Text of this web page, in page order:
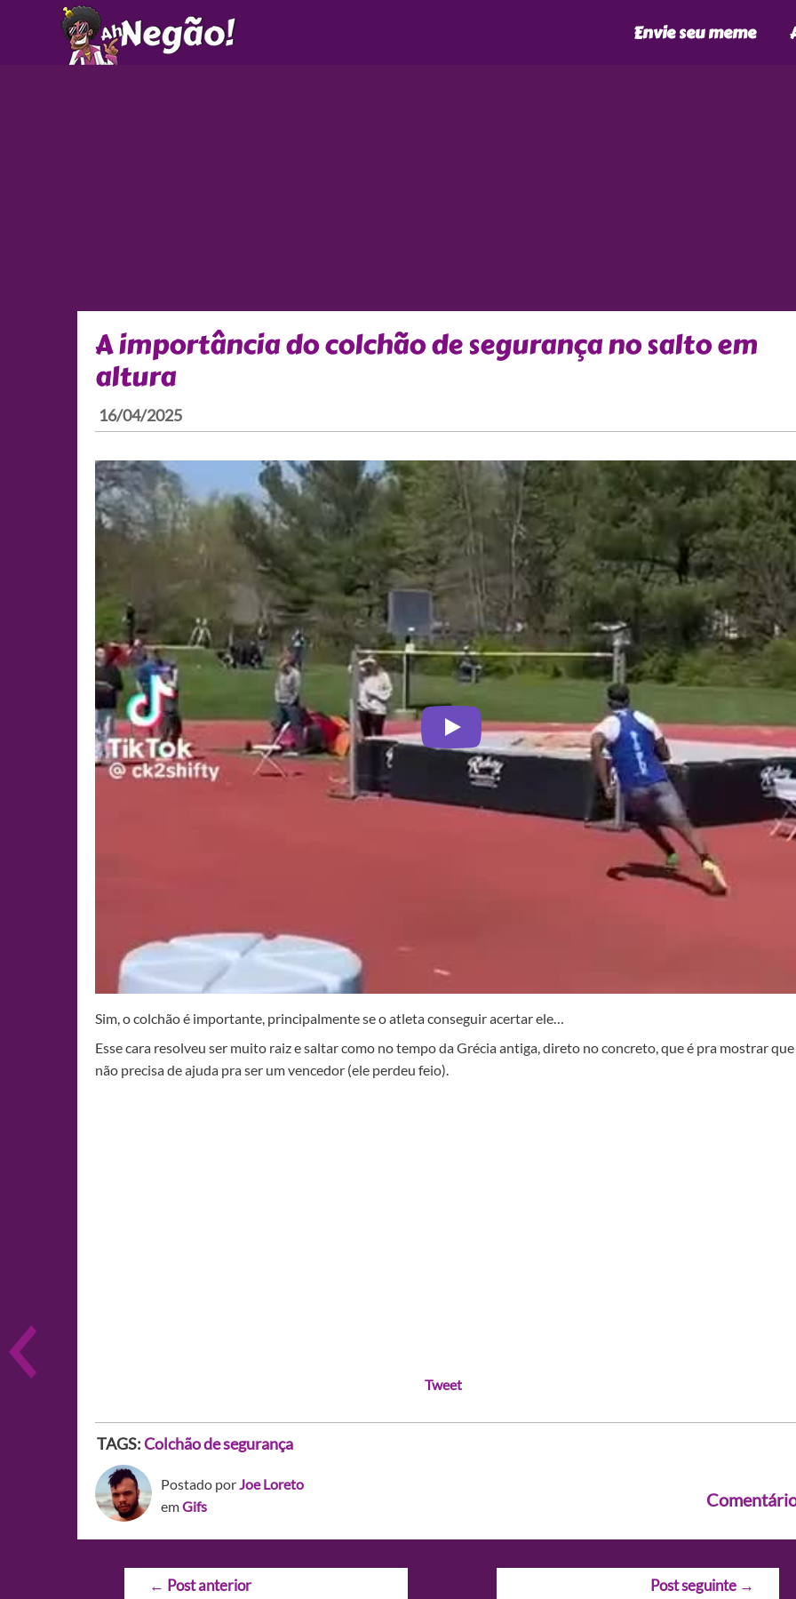
Envie seu meme
A importância do colchão de segurança no salto em
altura
16/04/2025
Sim, o colchão é importante, principalmente se o atleta conseguir acertar ele…
Esse cara resolveu ser muito raiz e saltar como no tempo da Grécia antiga, direto no concreto, que é pra mostrar que
não precisa de ajuda pra ser um vencedor (ele perdeu feio).
Tweet
TAGS:Colchão de segurança
Postado porJoe Loreto
emGifs
Navegação
← Post anterior Post seguinte →